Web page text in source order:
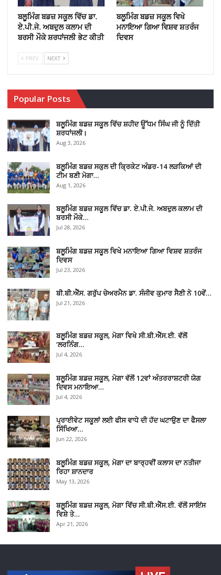
ਬਲੂਮਿੰਗ ਬਡਜ਼ ਸਕੂਲ ਵਿੱਚ ਡਾ.
ਏ.ਪੀ.ਜੇ. ਅਬਦੁਲ ਕਲਾਮ ਦੀ
ਬਰਸੀ ਮੌਕੇ ਸ਼ਰਧਾਂਜਲੀ ਭੇਟ ਕੀਤੀ
ਬਲੂਮਿੰਗ ਬਡਜ਼ ਸਕੂਲ ਵਿਖੇ
ਮਨਾਇਆ ਗਿਆ ਵਿਸ਼ਵ ਸ਼ਤਰੰਜ
ਦਿਵਸ
PREV NEXT
Popular Posts
ਬਲੂਮਿੰਗ ਬਡਜ਼ ਸਕੂਲ ਵਿੱਚ ਸ਼ਹੀਦ ਊੱਧਮ ਸਿੰਘ ਜੀ ਨੂੰ ਦਿੱਤੀ
ਸ਼ਰਧਾਂਜਲੀ।
Aug 3, 2026
ਬਲੂਮਿੰਗ ਬਡਜ਼ ਸਕੁਲ ਦੀ ਕ੍ਰਿਕੇਟ ਅੰਡਰ-14 ਲੜਕਿਆਂ ਦੀ
ਟੀਮ ਬਣੀ ਮੋਗਾ…
Aug 1, 2026
ਬਲੂਮਿੰਗ ਬਡਜ਼ ਸਕੂਲ ਵਿੱਚ ਡਾ. ਏ.ਪੀ.ਜੇ. ਅਬਦੁਲ ਕਲਾਮ ਦੀ
ਬਰਸੀ ਮੌਕੇ…
Jul 28, 2026
ਬਲੂਮਿੰਗ ਬਡਜ਼ ਸਕੂਲ ਵਿਖੇ ਮਨਾਇਆ ਗਿਆ ਵਿਸ਼ਵ ਸ਼ਤਰੰਜ
ਦਿਵਸ
Jul 23, 2026
ਬੀ.ਬੀ.ਐੱਸ. ਗਰੁੱਪ ਚੇਅਰਮੈਨ ਡਾ. ਸੰਜੀਵ ਕੁਮਾਰ ਸੈਣੀ ਨੇ 10ਵੇਂ…
Jul 21, 2026
ਬਲੂਮਿੰਗ ਬਡਜ਼ ਸਕੂਲ, ਮੋਗਾ ਵਿਖੇ ਸੀ.ਬੀ.ਐੱਸ.ਈ. ਵੱਲੋਂ
‘ਲਰਨਿੰਗ…
Jul 4, 2026
ਬਲੂਮਿੰਗ ਬਡਜ਼ ਸਕੂਲ, ਮੋਗਾ ਵੱਲੋਂ 12ਵਾਂ ਅੰਤਰਰਾਸ਼ਟਰੀ ਯੋਗ
ਦਿਵਸ ਮਨਾਇਆ…
Jul 4, 2026
ਪ੍ਰਾਈਵੇਟ ਸਕੂਲਾਂ ਲਈ ਫੀਸ ਵਾਧੇ ਦੀ ਹੱਦ ਘਟਾਉਣ ਦਾ ਫੈਸਲਾ
ਸਿੱਖਿਆ…
Jun 22, 2026
ਬਲੂਮਿੰਗ ਬਡਜ਼ ਸਕੂਲ, ਮੋਗਾ ਦਾ ਬਾਰ੍ਹਵੀਂ ਕਲਾਸ ਦਾ ਨਤੀਜਾ
ਰਿਹਾ ਸ਼ਾਨਦਾਰ
May 13, 2026
ਬਲੂਮਿੰਗ ਬਡਜ਼ ਸਕੂਲ, ਮੋਗਾ ਵਿੱਚ ਸੀ.ਬੀ.ਐੱਸ.ਈ. ਵੱਲੋਂ ਸਾਇਂਸ
ਵਿਸ਼ੇ ਤੇ…
Apr 21, 2026